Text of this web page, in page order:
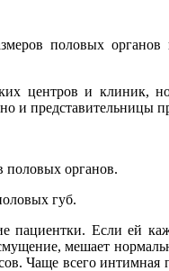
половых органов
центров и клиник,
представительницы
половых органов.
губ.
пациентки. Если ей
мешает
Чаще всего интимная